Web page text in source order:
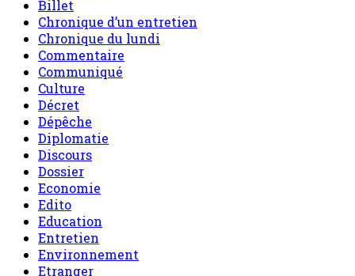
Billet
Chronique d’un entretien
Chronique du lundi
Commentaire
Communiqué
Culture
Décret
Dépêche
Diplomatie
Discours
Dossier
Economie
Edito
Education
Entretien
Environnement
Etranger